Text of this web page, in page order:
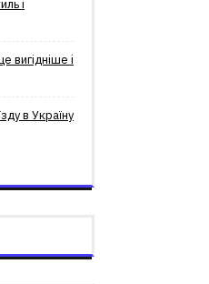
і
вигідніше і
в Україну